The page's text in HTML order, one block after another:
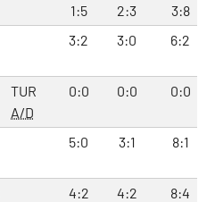
1:5 2:3
3:8
3:2 3:0 6:2
TUR
A/D
0:0 0:0 0:0
5:0 3:1 8:1
4:2 4:2
8:4